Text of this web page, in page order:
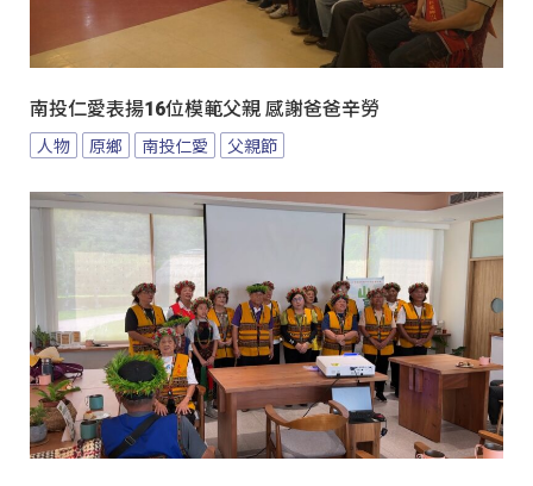
南投仁愛表揚16位模範父親 感謝爸爸辛勞
人物 原鄉 南投仁愛 父親節